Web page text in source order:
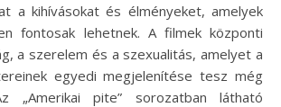
a kihívásokat és élményeket, amelyek
fontosak lehetnek. A filmek központi
a szerelem és a szexualitás, amelyet a
egyedi megjelenítése tesz még
„Amerikai pite” sorozatban látható